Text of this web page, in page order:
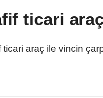
ticari
araç ile vincin